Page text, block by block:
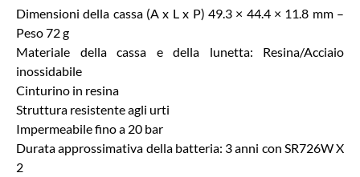
Dimensioni della cassa (A x L x P) 49.3 × 44.4 × 11.8 mm –
Peso 72 g
Materiale della cassa e della lunetta: Resina/Acciaio
inossidabile
Cinturino in resina
Struttura resistente agli urti
Impermeabile fino a 20 bar
Durata approssimativa della batteria: 3 anni con SR726W X
2